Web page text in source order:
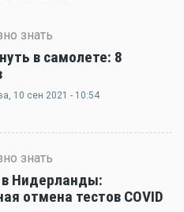
знать
в самолете: 8
, 10 сен 2021 - 10:54
знать
Нидерланды:
отмена тестов COVID